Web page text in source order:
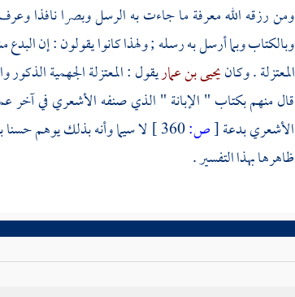
ومن رزقه الله معرفة ما جاءت به الرسل وبصرا نافذا
وبالكتاب وبما أرسل به رسله ; ولهذا كانوا يقولون : إن البدع
المعتزلة. وكانيحيى بن عماريقول :المعتزلةالجهميةالذكور
قال منهم بكتاب " الإبانة " الذي صنفهالأشعريفي آخر
الأشعريبدعة[ص:360 ]
لا سيما وأنه بذلك يوهم
ظاهرها بهذا التفسير .